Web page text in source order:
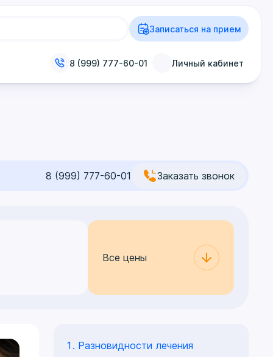
Записаться на прием
8 (999) 777-60-01 Личный кабинет
8 (999) 777-60-01 Заказать звонок
Все цены
Разновидности лечения